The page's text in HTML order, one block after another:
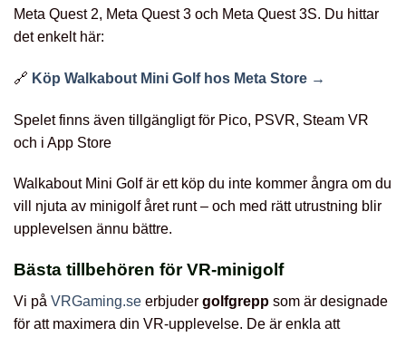
Meta Quest 2, Meta Quest 3 och Meta Quest 3S. Du hittar
det enkelt här:
🔗 Köp Walkabout Mini Golf hos Meta Store →
Spelet finns även tillgängligt för Pico, PSVR, Steam VR
och i App Store
Walkabout Mini Golf är ett köp du inte kommer ångra om du
vill njuta av minigolf året runt – och med rätt utrustning blir
upplevelsen ännu bättre.
Bästa tillbehören för VR-minigolf
Vi på VRGaming.se erbjuder golfgrepp som är designade
för att maximera din VR-upplevelse. De är enkla att